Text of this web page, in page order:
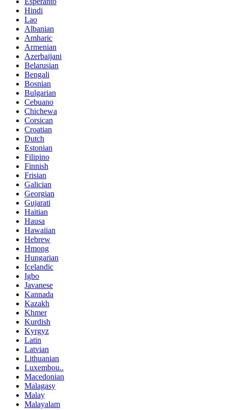
Hindi
Lao
Albanian
Amharic
Armenian
Azerbaijani
Belarusian
Bengali
Bosnian
Bulgarian
Cebuano
Chichewa
Corsican
Croatian
Dutch
Estonian
Filipino
Finnish
Frisian
Galician
Georgian
Gujarati
Haitian
Hausa
Hawaiian
Hebrew
Hmong
Hungarian
Icelandic
Igbo
Javanese
Kannada
Kazakh
Khmer
Kurdish
Kyrgyz
Latin
Latvian
Lithuanian
Luxembou..
Macedonian
Malagasy
Malay
Malayalam